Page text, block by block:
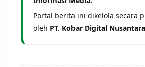
Portal berita ini dikelola secara
oleh PT. Kobar Digital Nusantara